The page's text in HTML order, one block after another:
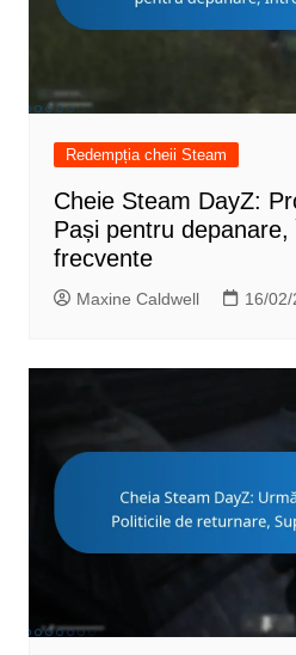
Redempția cheii Steam
Cheie Steam DayZ:
Pași pentru
frecvente
Maxine Caldwell 16/02/